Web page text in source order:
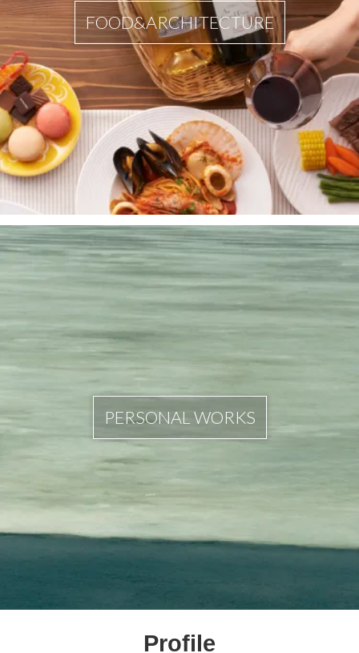
FOOD&ARCHITECTURE
PERSONAL WORKS
Profile